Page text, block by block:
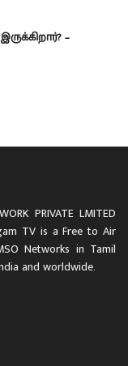
–
PRIVATE LMITED
TV is a Free to Air
Networks in Tamil
and worldwide.